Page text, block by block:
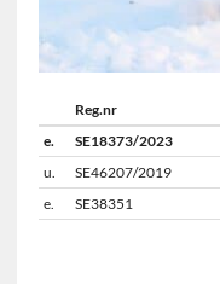
Reg.nr
e.
SE18373/2023
u.
SE46207/2019
e.
SE38351